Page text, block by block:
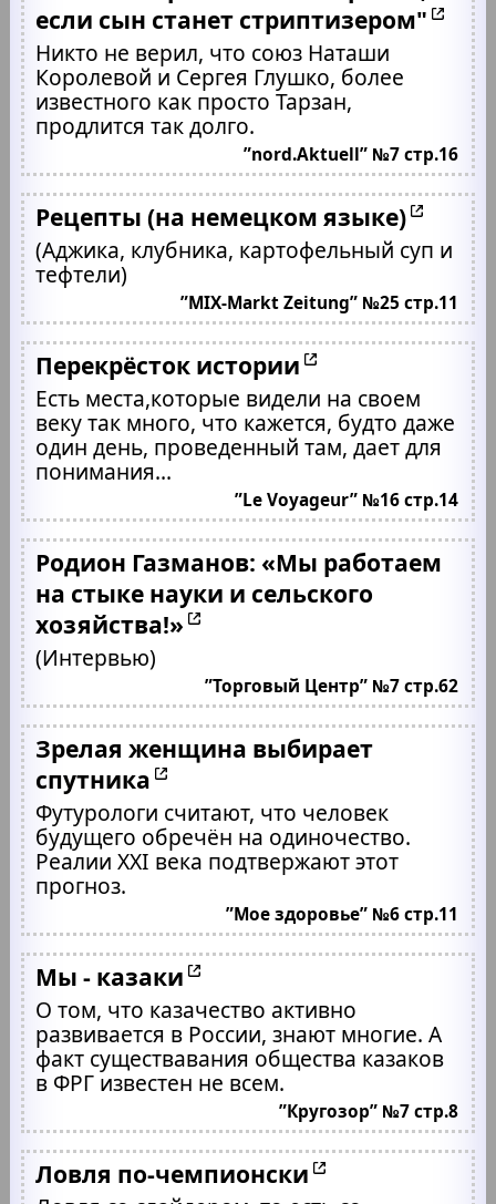
если сын станет стриптизером"
Никто не верил, что союз Наташи
Королевой и Сергея Глушко, более
известного как просто Тарзан,
продлится так долго.
”nord.Aktuell” №7 стр.16
Рецепты (на немецком языке)
(Аджика, клубника, картофельный суп и
тефтели)
”MIX-Markt Zeitung” №25 стр.11
Перекрёсток истории
Есть места,которые видели на своем
веку так много, что кажется, будто даже
один день, проведенный там, дает для
понимания...
”Le Voyageur” №16 стр.14
Родион Газманов: «Мы работаем
на стыке науки и сельского
хозяйства!»
(Интервью)
”Торговый Центр” №7 стр.62
Зрелая женщина выбирает
спутника
Футурологи считают, что человек
будущего обречён на одиночество.
Реалии XXI века подтвержают этот
прогноз.
”Мое здоровье” №6 стр.11
Мы - казаки
О том, что казачество активно
развивается в России, знают многие. А
факт существавания общества казаков
в ФРГ известен не всем.
”Кругозор” №7 стр.8
Ловля по-чемпионски